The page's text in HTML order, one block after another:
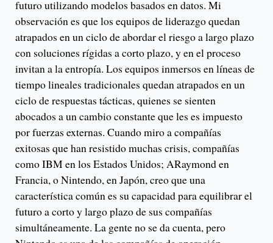
futuro utilizando modelos basados en datos. Mi
observación es que los equipos de liderazgo quedan
atrapados en un ciclo de abordar el riesgo a largo plazo
con soluciones rígidas a corto plazo, y en el proceso
invitan a la entropía. Los equipos inmersos en líneas de
tiempo lineales tradicionales quedan atrapados en un
ciclo de respuestas tácticas, quienes se sienten
abocados a un cambio constante que les es impuesto
por fuerzas externas. Cuando miro a compañías
exitosas que han resistido muchas crisis, compañías
como IBM en los Estados Unidos; ARaymond en
Francia, o Nintendo, en Japón, creo que una
característica común es su capacidad para equilibrar el
futuro a corto y largo plazo de sus compañías
simultáneamente. La gente no se da cuenta, pero